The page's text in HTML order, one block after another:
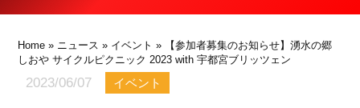
Home » ニュース » イベント » 【参加者募集のお知らせ】湧水の郷
しおや サイクルピクニック 2023 with 宇都宮ブリッツェン
2023/06/07 イベント